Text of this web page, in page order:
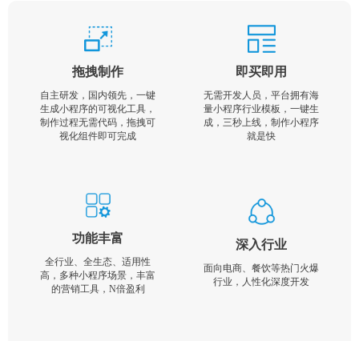
拖拽制作
自主研发，国内领先，一键
生成小程序的可视化工具，
制作过程无需代码，拖拽可
视化组件即可完成
即买即用
无需开发人员，平台拥有海
量小程序行业模板，一键生
成，三秒上线，制作小程序
就是快
功能丰富
全行业、全生态、适用性
高，多种小程序场景，丰富
的营销工具，N倍盈利
深入行业
面向电商、餐饮等热门火爆
行业，人性化深度开发